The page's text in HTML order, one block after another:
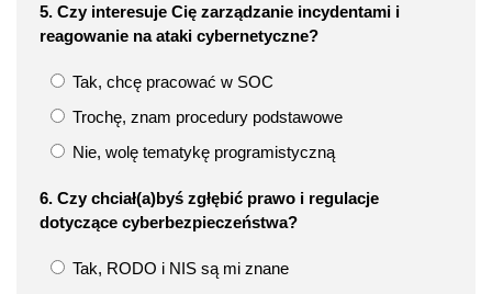
5. Czy interesuje Cię zarządzanie incydentami i
reagowanie na ataki cybernetyczne?
Tak, chcę pracować w SOC
Trochę, znam procedury podstawowe
Nie, wolę tematykę programistyczną
6. Czy chciał(a)byś zgłębić prawo i regulacje
dotyczące cyberbezpieczeństwa?
Tak, RODO i NIS są mi znane